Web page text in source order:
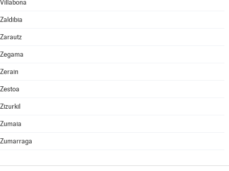
Villabona
Zaldibia
Zarautz
Zegama
Zerain
Zestoa
Zizurkil
Zumaia
Zumarraga